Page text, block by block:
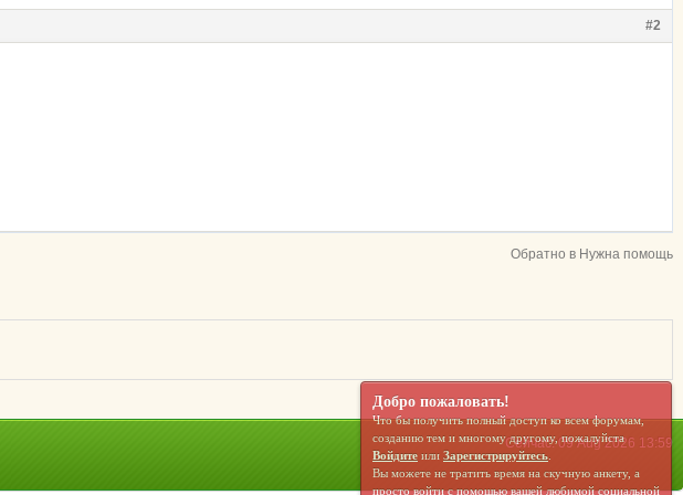
#2
Обратно в Нужна помощь
Сейчас: 09 Aug 2026 13:59
Добро пожаловать!
Что бы получить полный доступ ко всем форумам,
созданию тем и многому другому, пожалуйста
Войдите или Зарегистрируйтесь.
Вы можете не тратить время на скучную анкету, а
просто войти с помощью вашей любимой социальной